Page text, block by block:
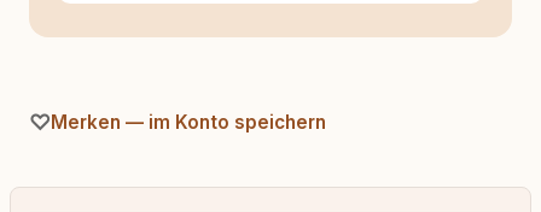
Merken — im Konto speichern